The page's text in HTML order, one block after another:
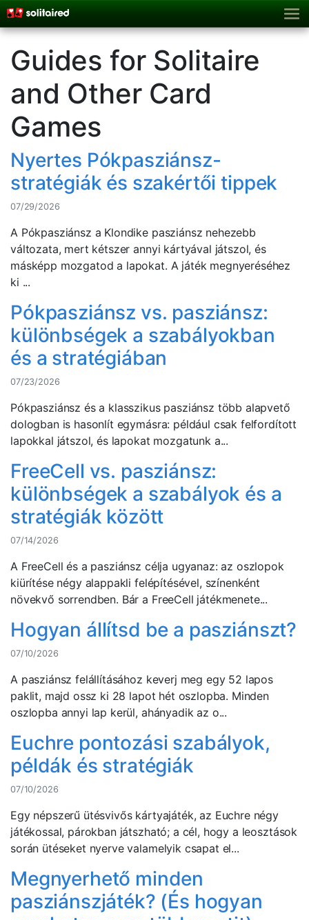
Guides for Solitaire
and Other Card
Games
Nyertes Pókpasziánsz-
stratégiák és szakértői tippek
07/29/2026
A Pókpasziánsz a Klondike pasziánsz nehezebb
változata, mert kétszer annyi kártyával játszol, és
másképp mozgatod a lapokat. A játék megnyeréséhez
ki ...
Pókpasziánsz vs. pasziánsz:
különbségek a szabályokban
és a stratégiában
07/23/2026
Pókpasziánsz és a klasszikus pasziánsz több alapvető
dologban is hasonlít egymásra: például csak felfordított
lapokkal játszol, és lapokat mozgatunk a...
FreeCell vs. pasziánsz:
különbségek a szabályok és a
stratégiák között
07/14/2026
A FreeCell és a pasziánsz célja ugyanaz: az oszlopok
kiürítése négy alappakli felépítésével, színenként
növekvő sorrendben. Bár a FreeCell játékmenete...
Hogyan állítsd be a pasziánszt?
07/10/2026
A pasziánsz felállításához keverj meg egy 52 lapos
paklit, majd ossz ki 28 lapot hét oszlopba. Minden
oszlopba annyi lap kerül, ahányadik az o...
Euchre pontozási szabályok,
példák és stratégiák
07/10/2026
Egy népszerű ütésvivős kártyajáték, az Euchre négy
játékossal, párokban játszható; a cél, hogy a leosztások
során ütéseket nyerve valamelyik csapat el...
Megnyerhető minden
pasziánszjáték? (És hogyan